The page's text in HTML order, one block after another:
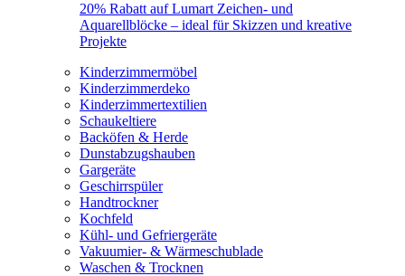
20% Rabatt auf Lumart Zeichen- und
Aquarellblöcke – ideal für Skizzen und kreative
Projekte
Kinderzimmermöbel
Kinderzimmerdeko
Kinderzimmertextilien
Schaukeltiere
Backöfen & Herde
Dunstabzugshauben
Gargeräte
Geschirrspüler
Handtrockner
Kochfeld
Kühl- und Gefriergeräte
Vakuumier- & Wärmeschublade
Waschen & Trocknen